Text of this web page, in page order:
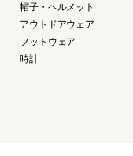
帽子・ヘルメット
アウトドアウェア
フットウェア
時計